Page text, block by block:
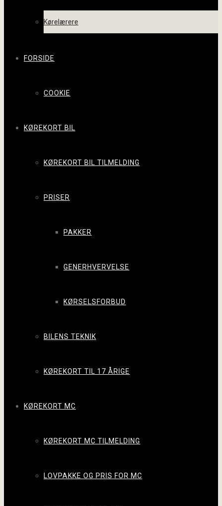
Kørelærere
FORSIDE
COOKIE
KØREKORT BIL
KØREKORT BIL TILMELDING
PRISER
PAKKER
GENERHVERVELSE
KØRSELSFORBUD
BILENS TEKNIK
KØREKORT TIL 17 ÅRIGE
KØREKORT MC
KØREKORT MC TILMELDING
LOVPAKKE OG PRIS FOR MC